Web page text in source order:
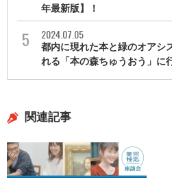
年最新版】！
2024.07.05
都内に現れた本と緑のオアシ
れる「本の森ちゅうおう」に
関連記事